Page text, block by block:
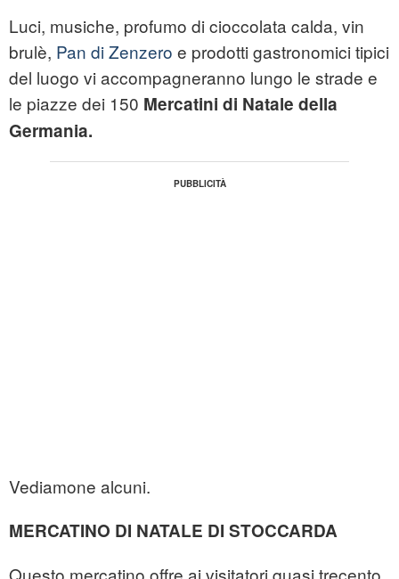
Luci, musiche, profumo di cioccolata calda, vin
brulè, Pan di Zenzero e prodotti gastronomici tipici
del luogo vi accompagneranno lungo le strade e
le piazze dei 150 Mercatini di Natale della
Germania.
Vediamone alcuni.
MERCATINO DI NATALE DI STOCCARDA